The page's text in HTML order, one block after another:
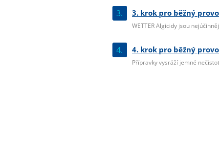
3. 3. krok pro běžný
WETTER Algicidy jsou
4. 4. krok pro běžný
Přípravky vysráží jemné